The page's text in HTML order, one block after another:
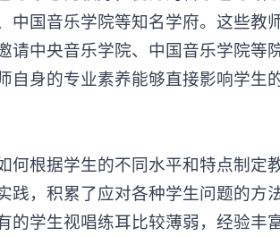
中国音乐学院等知名学府。这些教
请中央音乐学院、中国音乐学院等
自身的专业素养能够直接影响学生
根据学生的不同水平和特点制定
践，积累了应对各种学生问题的方
的学生视唱练耳比较薄弱，经验丰